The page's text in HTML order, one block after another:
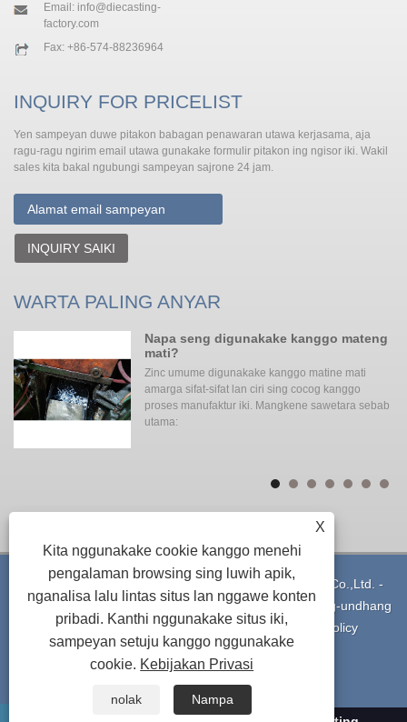
Email: info@diecasting-
factory.com
Fax: +86-574-88236964
INQUIRY FOR PRICELIST
Yen sampeyan duwe pitakon babagan penawaran utawa kerjasama, aja
ragu-ragu ngirim email utawa gunakake formulir pitakon ing ngisor iki. Wakil
sales kita bakal ngubungi sampeyan sajrone 24 jam.
INQUIRY SAIKI
WARTA PALING ANYAR
Napa seng digunakake kanggo mateng
mati?
Zinc umume digunakake kanggo matine mati
amarga sifat-sifat lan ciri sing cocog kanggo
proses manufaktur iki. Mangkene sawetara sebab
utama:
Hak Cipta © 2021 Ningbo Yinzhou Xuxing Machinery Co.,Ltd. -
Aluminium die casting - Kabeh Hak dilindhungi undhang-undhang
Pranala|Sitemap|RSS| XML|Privacy Policy
X
Kita nggunakake cookie kanggo menehi
pengalaman browsing sing luwih apik,
nganalisa lalu lintas situs lan nggawe konten
pribadi. Kanthi nggunakake situs iki,
sampeyan setuju kanggo nggunakake
cookie. Kebijakan Privasi
nolak
Nampa